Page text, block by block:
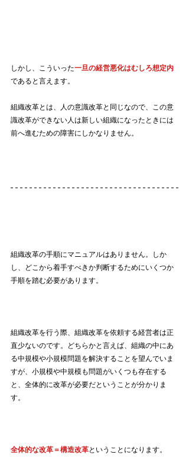
しかし、こういった一旦の経営悪化はむしろ想定内
であると言えます。
組織改革とは、人の意識改革と同じなので、この意
識改革ができない人は新しい組織になったときには
前へ進むための障害にしかなりません。
組織改革の手順にマニュアルはありません。しか
し、どこから着手すべきか判断するためにいくつか
手順を踏む必要があります。
組織改革を行う際、組織改革を依頼する経営者は正
直少ないのです。どちらかと言えば、組織の中にあ
る中規模や小規模問題を解決することを望んでいま
すが、小規模や中規模も問題がいくつも存在する
と、全体的に改革が必要だということが分かりま
す。
全体的な改革＝構造改革ということになります。